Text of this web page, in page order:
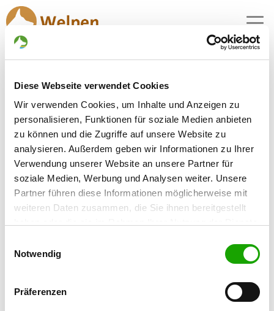
Diese Webseite verwendet Cookies
Wir verwenden Cookies, um Inhalte und Anzeigen zu
personalisieren, Funktionen für soziale Medien anbieten
zu können und die Zugriffe auf unsere Website zu
analysieren. Außerdem geben wir Informationen zu Ihrer
Verwendung unserer Website an unsere Partner für
soziale Medien, Werbung und Analysen weiter. Unsere
Partner führen diese Informationen möglicherweise mit
weiteren Daten zusammen, die Sie ihnen bereitgestellt
Cookies, wenn Sie unsere Webseite weiterhin nutzen.
Notwendig
Präferenzen
MENU
Schäferhundwelpen in
Schäferhundwelpen gefunden